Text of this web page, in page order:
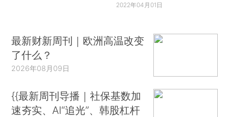
2022年04月01日
最新财新周刊｜欧洲高温改变
了什么？
2026年08月09日
{{最新周刊导播｜社保基数加
速夯实、AI“追光”、韩股杠杆